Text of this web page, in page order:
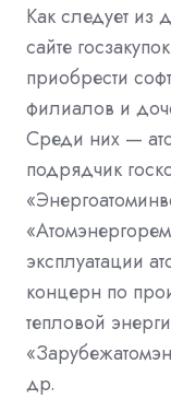
Как следует из
сайте
приобрести
филиалов и
Среди них —
подрядчик
эксплуатации
концерн по
тепловой
др.